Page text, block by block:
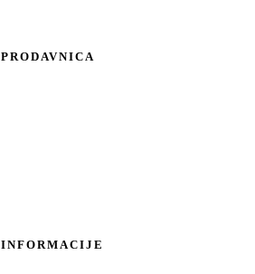
PRODAVNICA
INFORMACIJE